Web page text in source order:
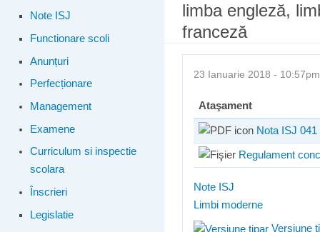
Note ISJ
Functionare scoli
Anunțuri
Perfecționare
Management
Examene
Curriculum si inspectie
scolara
Înscrieri
Legislatie
limba engleză,
franceză
23 Ianuarie 2018 -
Ataşament
Nota ISJ
Regulament
Note ISJ
Limbi moderne
Versiune